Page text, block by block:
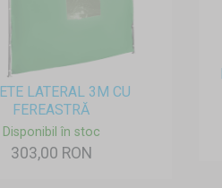
LATERAL 3M CU
FEREASTRĂ
Disponibil în stoc
303,00 RON